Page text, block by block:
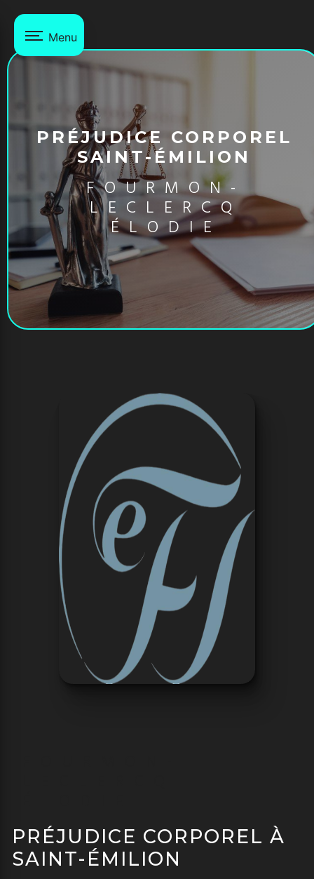
Menu
PRÉJUDICE CORPOREL
SAINT-ÉMILION
FOURMON-
LECLERCQ
ÉLODIE
PRÉJUDICE CORPOREL À
SAINT-ÉMILION